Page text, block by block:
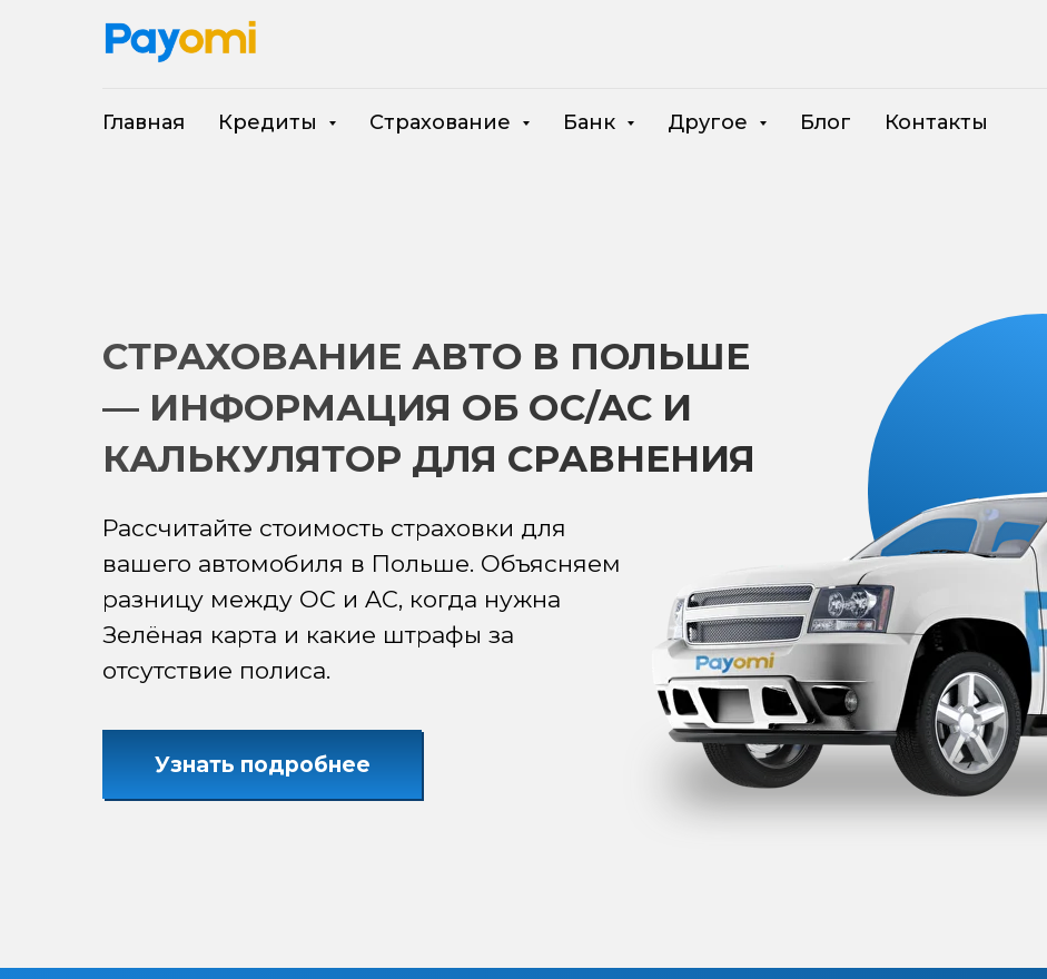
Главная Кредиты Страхование Банк Другое Блог Контакты
Рассчитайте стоимость страховки для
вашего автомобиля в Польше. Объясняем
разницу между OC и AC, когда нужна
Зелёная карта и какие штрафы за
отсутствие полиса.
СТРАХОВАНИЕ АВТО В ПОЛЬШЕ
— ИНФОРМАЦИЯ ОБ OC/AC И
КАЛЬКУЛЯТОР ДЛЯ СРАВНЕНИЯ
Узнать подробнее